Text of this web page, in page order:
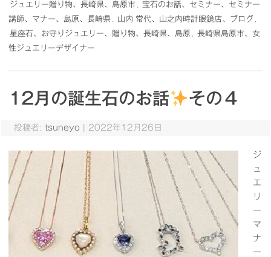
ジュエリー贈り物、長崎県、島原市
宝石のお話、セミナー、セミナー
講師、マナー、島原、長崎県
山内 常代、山之内時計眼鏡店、ブログ
星座石、お守りジュエリー、贈り物、長崎県、島原
長崎県島原市、女
性ジュエリーデザイナー
12月の誕生石のお話 その４
投稿者: tsuneyo 2022年12月26日
ジ
ュ
エ
リ
ー
マ
ナ
ー